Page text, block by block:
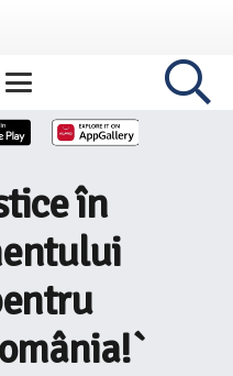
în